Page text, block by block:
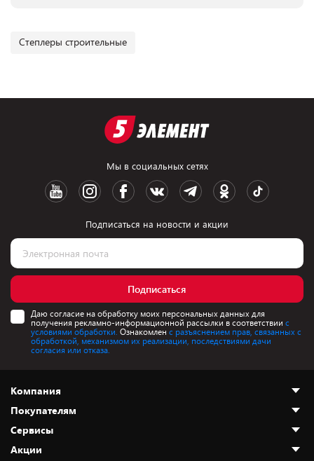
Степлеры строительные
Мы в социальных сетях
Подписаться на новости и акции
Подписаться
Даю согласие на обработку моих персональных данных для
получения рекламно-информационной рассылки в соответствии с
условиями обработки. Ознакомлен с разъяснением прав, связанных с
обработкой, механизмом их реализации, последствиями дачи
согласия или отказа.
Компания
О нас
Адреса магазинов
Новости
Покупателям
Как сделать заказ
Сервисы
Акции